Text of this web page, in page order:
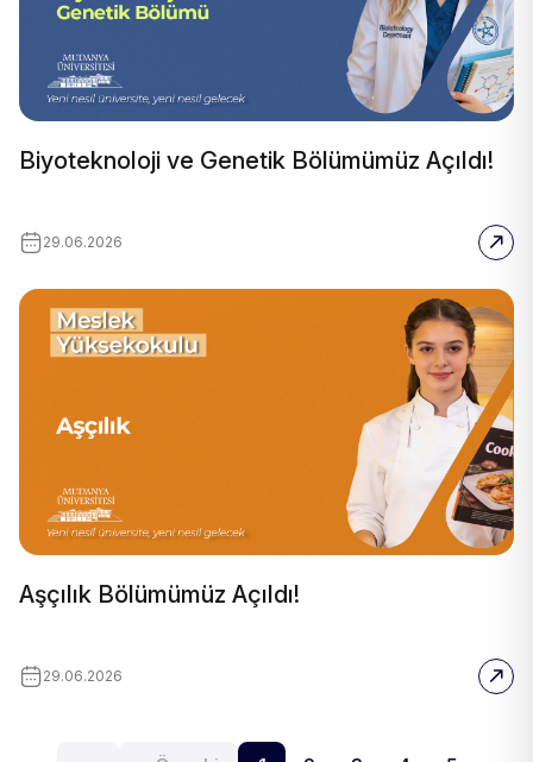
Biyoteknoloji ve Genetik Bölümümüz Açıldı!
29.06.2026
Aşçılık Bölümümüz Açıldı!
29.06.2026